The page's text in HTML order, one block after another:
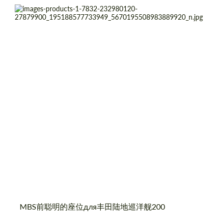
MBS前聪明的座位для丰田陆地巡洋舰200
most competitive offer.
most competitive offer.